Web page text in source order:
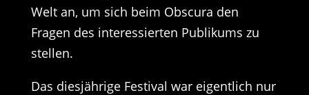
Welt an, um sich beim Obscura den
Fragen des interessierten Publikums zu
stellen.
Das diesjährige Festival war eigentlich nur